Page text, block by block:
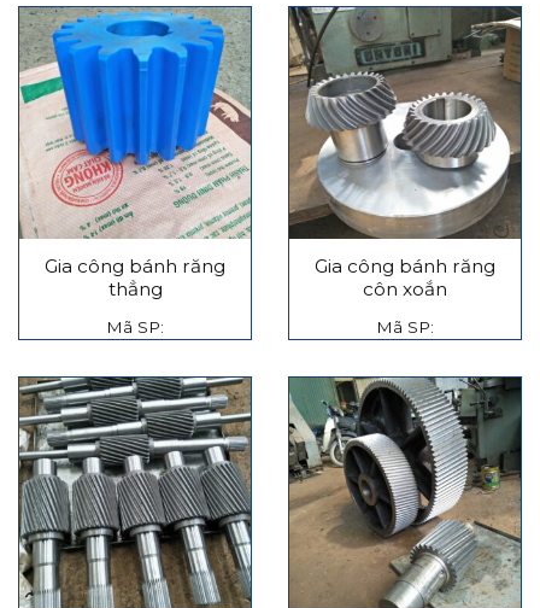
Gia công bánh răng
thẳng
Mã SP:
Gia công bánh răng
côn xoắn
Mã SP: